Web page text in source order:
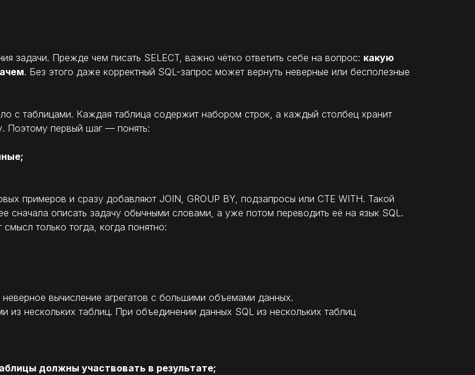
задачи. Прежде чем писать SELECT, важно чётко ответить себе на вопрос: какую
. Без этого даже корректный SQL-запрос может вернуть неверные или бесполезные
с таблицами. Каждая таблица содержит набором строк, а каждый столбец хранит
Поэтому первый шаг — понять:
примеров и сразу добавляют JOIN, GROUP BY, подзапросы или CTE WITH. Такой
сначала описать задачу обычными словами, а уже потом переводить её на язык SQL.
только тогда, когда понятно:
вычисление агрегатов с большими объемами данных.
нескольких таблиц. При объединении данных SQL из нескольких таблиц
должны участвовать в результате;